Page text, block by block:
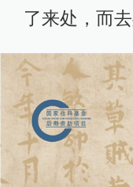
了来处，而